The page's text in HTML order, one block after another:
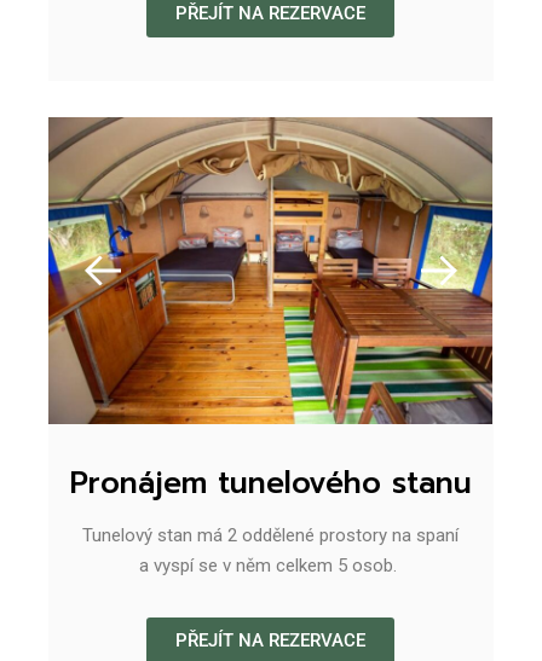
PŘEJÍT NA REZERVACE
Pronájem tunelového stanu
Tunelový stan má 2 oddělené prostory na spaní
a vyspí se v něm celkem 5 osob.
PŘEJÍT NA REZERVACE